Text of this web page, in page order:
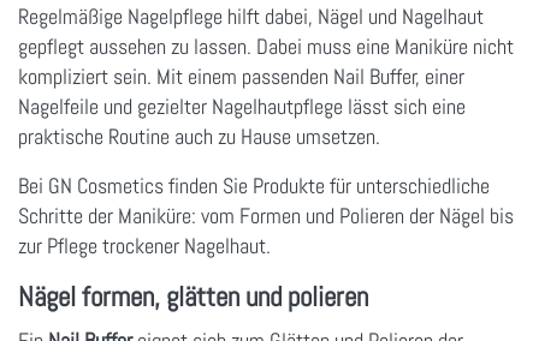
Regelmäßige Nagelpflege hilft dabei, Nägel und Nagelhaut
gepflegt aussehen zu lassen. Dabei muss eine Maniküre nicht
kompliziert sein. Mit einem passenden Nail Buffer, einer
Nagelfeile und gezielter Nagelhautpflege lässt sich eine
praktische Routine auch zu Hause umsetzen.
Bei GN Cosmetics finden Sie Produkte für unterschiedliche
Schritte der Maniküre: vom Formen und Polieren der Nägel bis
zur Pflege trockener Nagelhaut.
Nägel formen, glätten und polieren